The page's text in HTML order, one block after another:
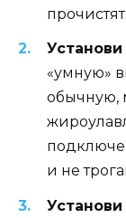
прочистят.
«умную»
обычную,
и не